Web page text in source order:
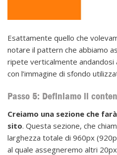
Esattamente quello che
notare il pattern che abbiamo
ripete verticalmente
con l’immagine di sfondo
Passo 5: Definiamo il
Creiamo una sezione che
sito. Questa sezione, che
larghezza totale di 960px
al quale assegneremo altri